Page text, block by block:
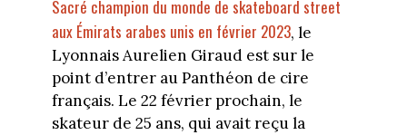
Sacré champion du monde de skateboard street
aux Émirats arabes unis en février 2023, le
Lyonnais Aurelien Giraud est sur le
point d’entrer au Panthéon de cire
français. Le 22 février prochain, le
skateur de 25 ans, qui avait reçu la